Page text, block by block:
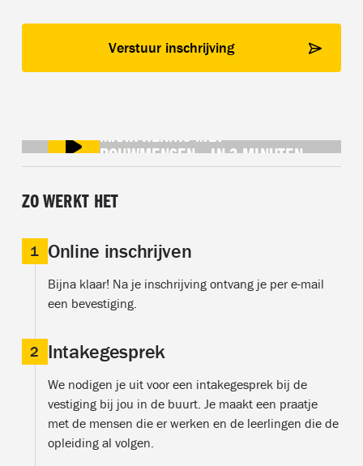
MAAK KENNIS MET
BOUWMENSEN IN 3 MINUTEN
ZO WERKT HET
1 Online inschrijven
Bijna klaar! Na je inschrijving ontvang je per e-mail
een bevestiging.
2 Intakegesprek
We nodigen je uit voor een intakegesprek bij de
vestiging bij jou in de buurt. Je maakt een praatje
met de mensen die er werken en de leerlingen die de
opleiding al volgen.